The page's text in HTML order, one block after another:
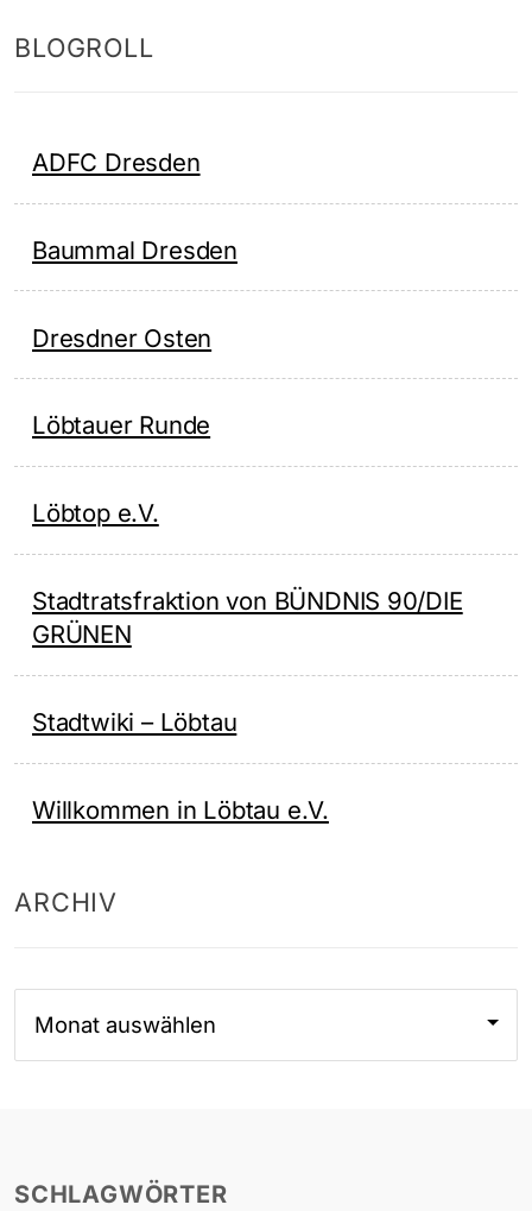
BLOGROLL
ADFC Dresden
Baummal Dresden
Dresdner Osten
Löbtauer Runde
Löbtop e.V.
Stadtratsfraktion von BÜNDNIS 90/DIE
GRÜNEN
Stadtwiki – Löbtau
Willkommen in Löbtau e.V.
ARCHIV
SCHLAGWÖRTER